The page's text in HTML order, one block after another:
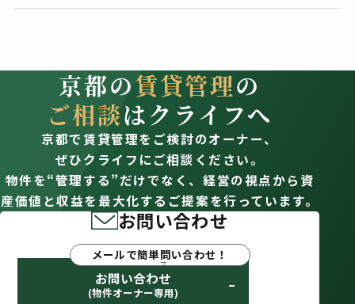
京都の賃貸管理の
ご相談はクライフへ
京都で賃貸管理をご検討のオーナー、
ぜひクライフにご相談ください。
物件を“管理する”だけでなく、経営の視点から資
産価値と収益を最大化するご提案を行っています。
お問い合わせ
メールで簡単問い合わせ！
お問い合わせ
(物件オーナー専用)